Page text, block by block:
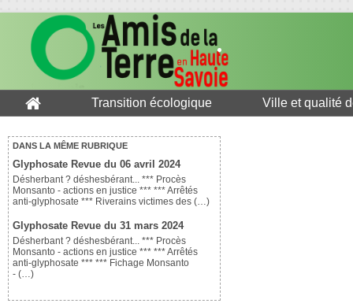
Transition écologique Ville et qualité
DANS LA MÊME RUBRIQUE
Glyphosate Revue du 06 avril 2024
Désherbant ? déshesbérant... *** Procès
Monsanto - actions en justice *** *** Arrêtés
anti-glyphosate *** Riverains victimes des (…)
Glyphosate Revue du 31 mars 2024
Désherbant ? déshesbérant... *** Procès
Monsanto - actions en justice *** *** Arrêtés
anti-glyphosate *** *** Fichage Monsanto
- (…)